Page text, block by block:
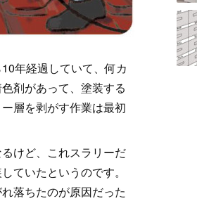
年経過していて、何カ
剤があって、塗装する
層を剥がす作業は最初
けど、これスラリーだ
ていたというのです。
落ちたのが原因だった